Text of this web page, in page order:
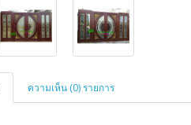
ความเห็น (0) รายการ